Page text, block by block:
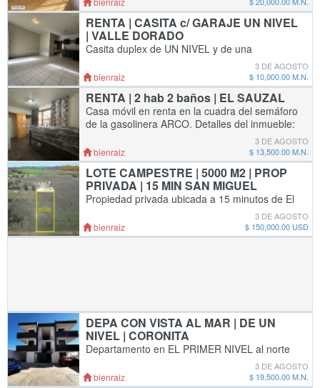
barra - Chimenea - Baño - Jardín muy gra
RENTA | CASITA c/ GARAJE UN NIVEL
| VALLE DORADO
Casita duplex de UN NIVEL y de una
habitación en Valle Dorado. Detalles del
interior: - Mono ambiente en áreas comunes -
Habitación con armario - Baño completo -
Patio
bienraiz
3 DE AGOSTO
$ 10,000.00 M.N.
RENTA | 2 hab 2 baños | EL SAUZAL
Casa móvil en renta en la cuadra del semáforo
de la gasolinera ARCO. Detalles del inmueble:
- Cocina integral - Sala con mini split frío/calor
- Habitación principal con
bienraiz
3 DE AGOSTO
$ 13,500.00 M.N.
LOTE CAMPESTRE | 5000 M2 | PROP
PRIVADA | 15 MIN SAN MIGUEL
Propiedad privada ubicada a 15 minutos de El
Sauzal y 10 minutos de Valle de Guadalupe.
Zona muy segura y tranquila, ideal para tu
casa de fin de semana o ranchito. Ubicación:
bienraiz
3 DE AGOSTO
$ 150,000.00 USD
DEPA CON VISTA AL MAR | DE UN
NIVEL | CORONITA
Departamento en EL PRIMER NIVEL al norte
de Ensenada con vista panorámica única a la
bahía y a una cuadra del Padel San Marino.
bienraiz
3 DE AGOSTO
$ 19,500.00 M.N.